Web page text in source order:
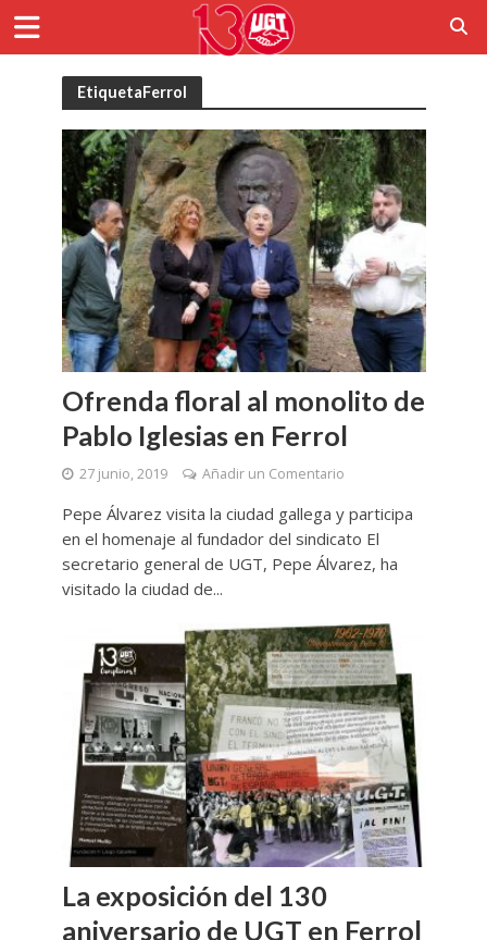
EtiquetaFerrol
Ofrenda floral al monolito de
Pablo Iglesias en Ferrol
27 junio, 2019 Añadir un Comentario
Pepe Álvarez visita la ciudad gallega y participa
en el homenaje al fundador del sindicato El
secretario general de UGT, Pepe Álvarez, ha
visitado la ciudad de...
La exposición del 130
aniversario de UGT en Ferrol